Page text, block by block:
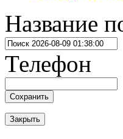
Название
Телефон
Сохранить
Закрыть